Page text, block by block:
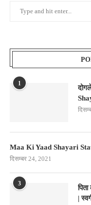
1
Maa Ki Yaad Shayari
दिसम्बर 24, 2021
3
|